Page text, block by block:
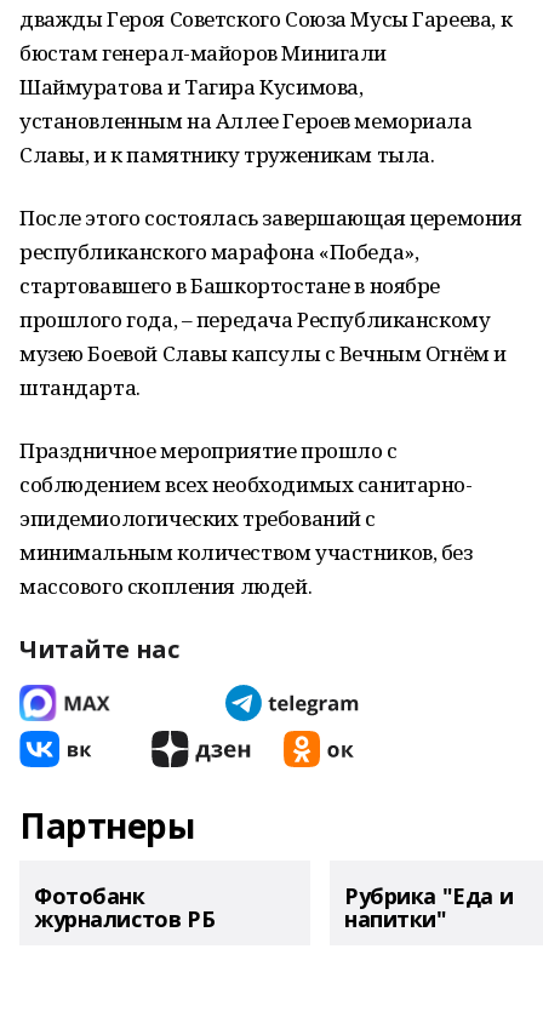
дважды Героя Советского Союза Мусы Гареева, к
бюстам генерал-майоров Минигали
Шаймуратова и Тагира Кусимова,
установленным на Аллее Героев мемориала
Славы, и к памятнику труженикам тыла.
После этого состоялась завершающая церемония
республиканского марафона «Победа»,
стартовавшего в Башкортостане в ноябре
прошлого года, – передача Республиканскому
музею Боевой Славы капсулы с Вечным Огнём и
штандарта.
Праздничное мероприятие прошло с
соблюдением всех необходимых санитарно-
эпидемиологических требований с
минимальным количеством участников, без
массового скопления людей.
Читайте нас
Партнеры
Фотобанк
журналистов РБ
Рубрика "Еда и
напитки"